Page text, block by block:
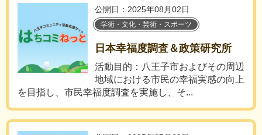
公開日：2025年08月02日
学術・文化・芸術・スポーツ
日本幸福度調査＆政策研究所
活動目的：八王子市およびその周辺
地域における市民の幸福実感の向上
を目指し、市民幸福度調査を実施し、そ...